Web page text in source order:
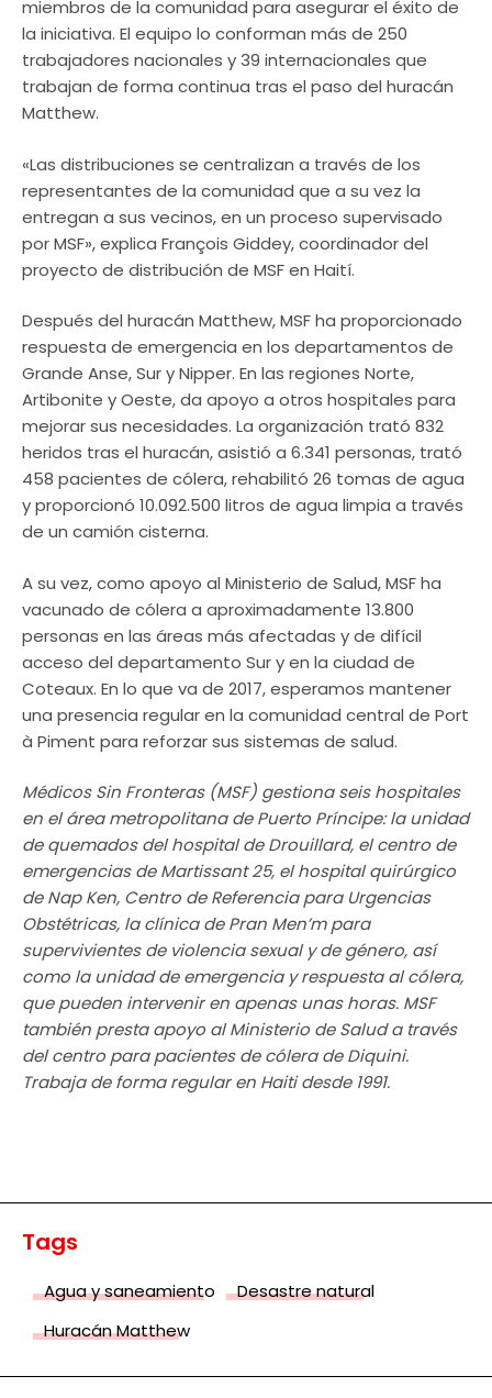
miembros de la comunidad para asegurar el éxito de
la iniciativa. El equipo lo conforman más de 250
trabajadores nacionales y 39 internacionales que
trabajan de forma continua tras el paso del huracán
Matthew.
«Las distribuciones se centralizan a través de los
representantes de la comunidad que a su vez la
entregan a sus vecinos, en un proceso supervisado
por MSF», explica François Giddey, coordinador del
proyecto de distribución de MSF en Haití.
Después del huracán Matthew, MSF ha proporcionado
respuesta de emergencia en los departamentos de
Grande Anse, Sur y Nipper. En las regiones Norte,
Artibonite y Oeste, da apoyo a otros hospitales para
mejorar sus necesidades. La organización trató 832
heridos tras el huracán, asistió a 6.341 personas, trató
458 pacientes de cólera, rehabilitó 26 tomas de agua
y proporcionó 10.092.500 litros de agua limpia a través
de un camión cisterna.
A su vez, como apoyo al Ministerio de Salud, MSF ha
vacunado de cólera a aproximadamente 13.800
personas en las áreas más afectadas y de difícil
acceso del departamento Sur y en la ciudad de
Coteaux. En lo que va de 2017, esperamos mantener
una presencia regular en la comunidad central de Port
à Piment para reforzar sus sistemas de salud.
Médicos Sin Fronteras (MSF) gestiona seis hospitales
en el área metropolitana de Puerto Príncipe: la unidad
de quemados del hospital de Drouillard, el centro de
emergencias de Martissant 25, el hospital quirúrgico
de Nap Ken, Centro de Referencia para Urgencias
Obstétricas, la clínica de Pran Men’m para
supervivientes de violencia sexual y de género, así
como la unidad de emergencia y respuesta al cólera,
que pueden intervenir en apenas unas horas. MSF
también presta apoyo al Ministerio de Salud a través
del centro para pacientes de cólera de Diquini.
Trabaja de forma regular en Haiti desde 1991.
Tags
Agua y saneamiento
Desastre natural
Huracán Matthew